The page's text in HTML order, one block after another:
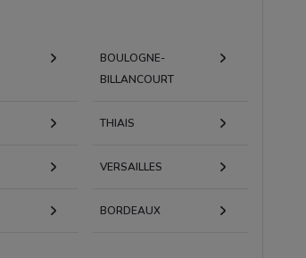
BOULOGNE-
BILLANCOURT
THIAIS
VERSAILLES
BORDEAUX